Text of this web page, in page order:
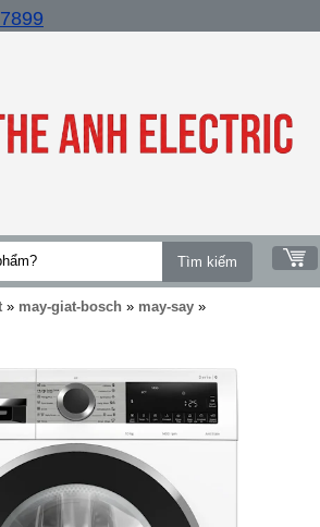
» may-giat-bosch » may-say »